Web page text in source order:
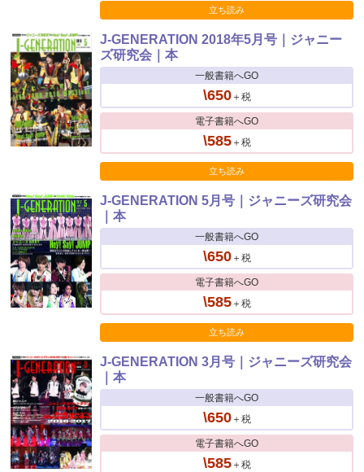
立ち読み
J-GENERATION 2018年5月号｜ジャニー
ズ研究会｜本
一般書籍へGO
\650＋税
電子書籍へGO
\585＋税
立ち読み
J-GENERATION 5月号｜ジャニーズ研究会
｜本
一般書籍へGO
\650＋税
電子書籍へGO
\585＋税
立ち読み
J-GENERATION 3月号｜ジャニーズ研究会
｜本
一般書籍へGO
\650＋税
電子書籍へGO
\585＋税